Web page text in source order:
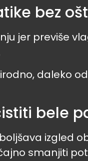
bez
jer previše
daleko
bele
izgled
smanjiti